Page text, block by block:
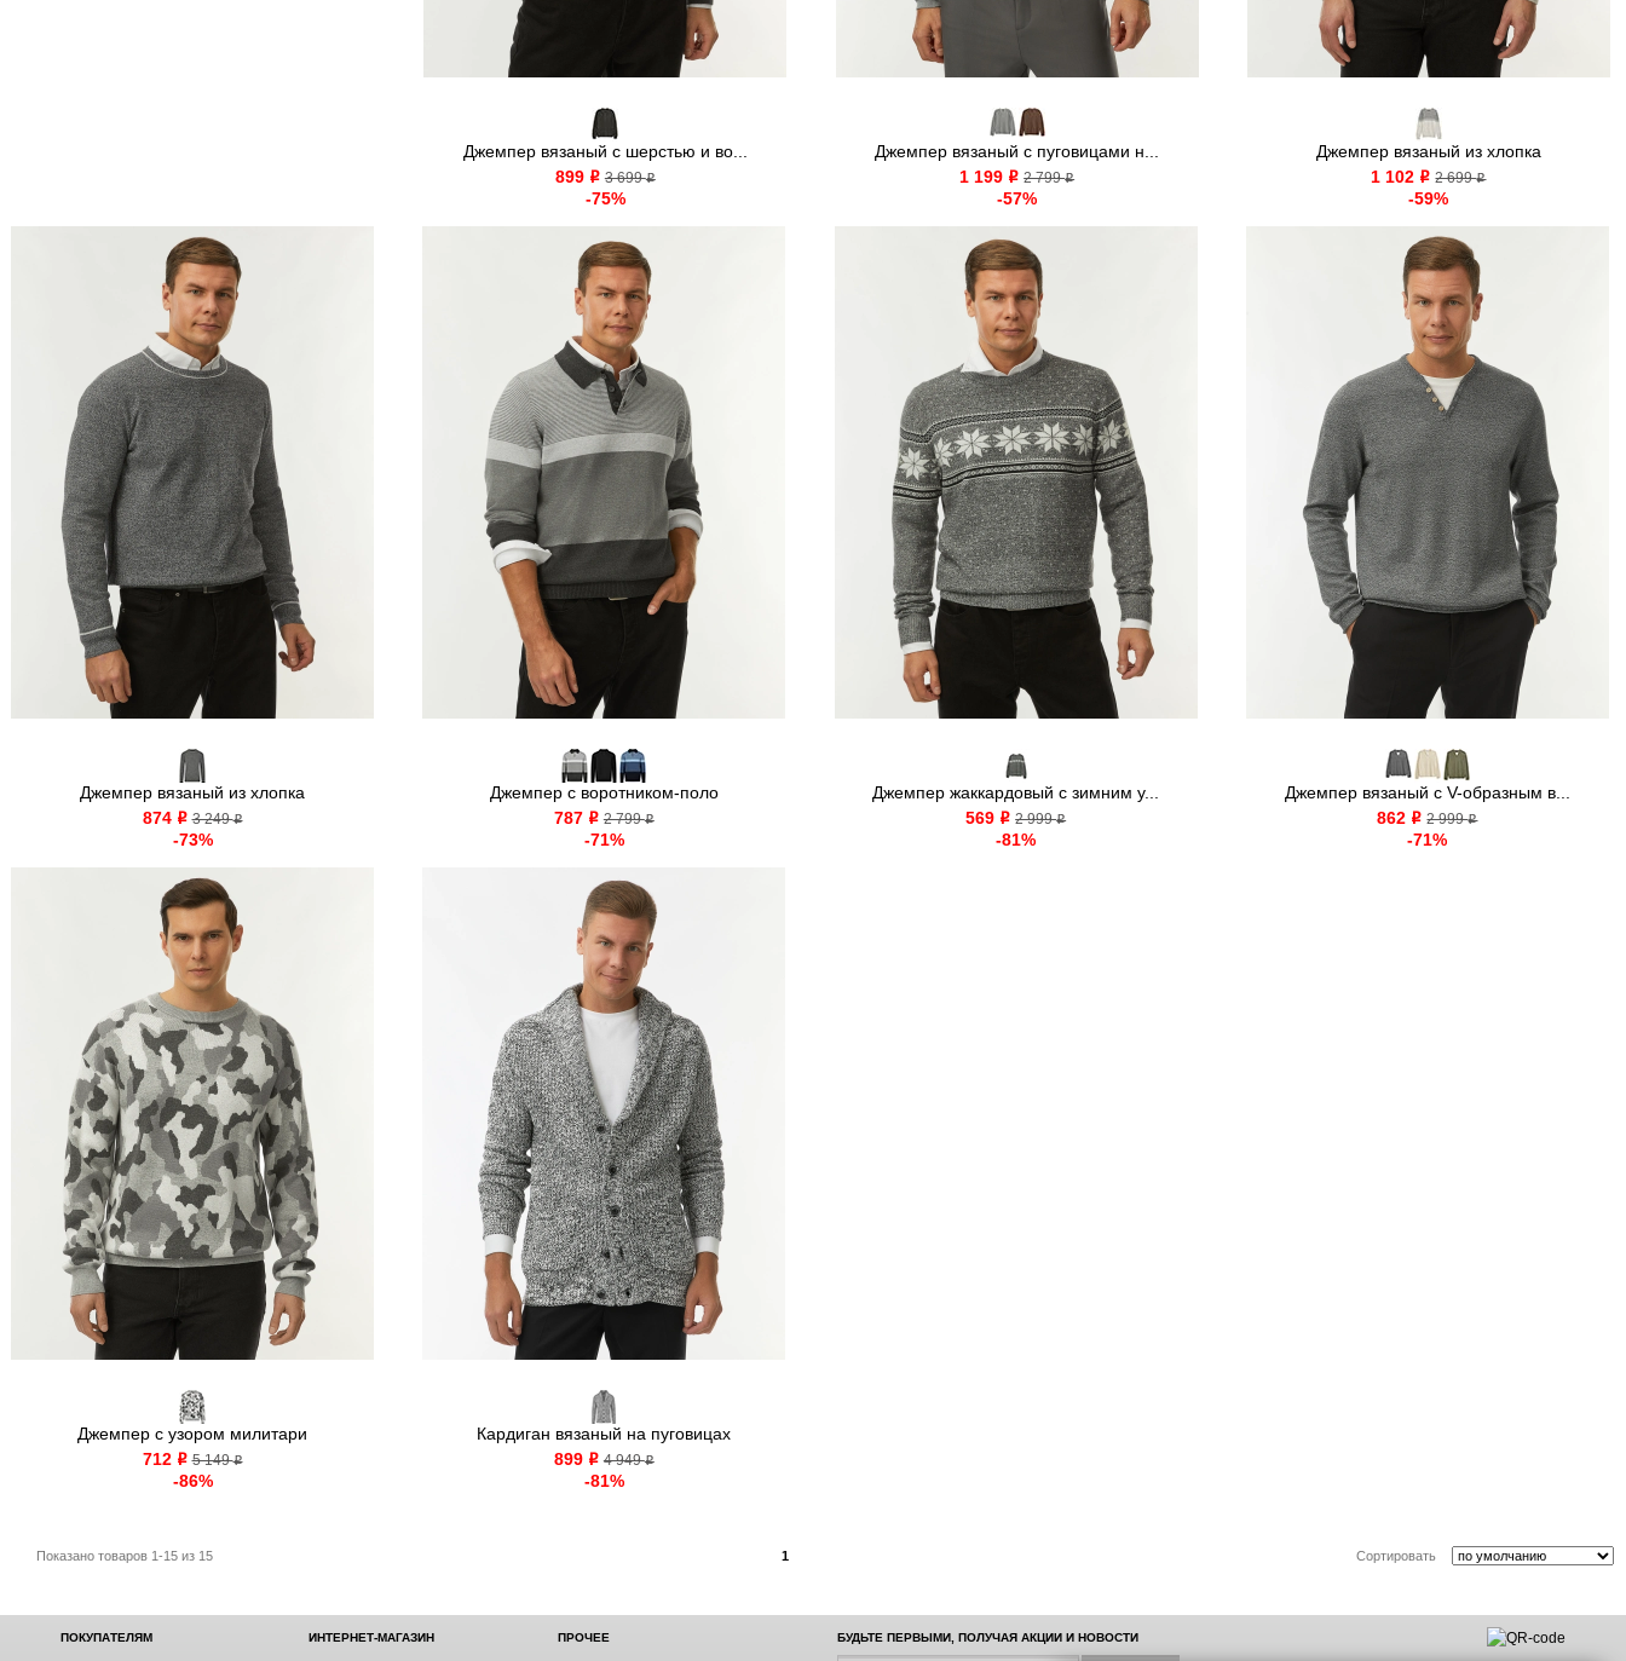
Джемпер вязаный с шерстью и во...
899 o 3 699o
-75%
Джемпер вязаный с пуговицами н...
1 199 o 2 799o
-57%
Джемпер вязаный из хлопка
1 102 o 2 699o
-59%
Джемпер вязаный из хлопка
874 o 3 249o
-73%
Джемпер с воротником-поло
787 o 2 799o
-71%
Джемпер жаккардовый с зимним у...
569 o 2 999o
-81%
Джемпер вязаный с V-образным в...
862 o 2 999o
-71%
Джемпер с узором милитари
712 o 5 149o
-86%
Кардиган вязаный на пуговицах
899 o 4 949o
-81%
Показано товаров 1-15 из 15 1 Сортировать
ПОКУПАТЕЛЯМ ИНТЕРНЕТ-МАГАЗИН ПРОЧЕЕ БУДЬТЕ ПЕРВЫМИ, ПОЛУЧАЯ АКЦИИ И НОВОСТИ